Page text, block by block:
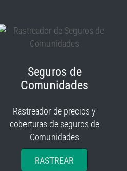
Seguros de
Comunidades
Rastreador de precios y
coberturas de seguros de
Comunidades
RASTREAR